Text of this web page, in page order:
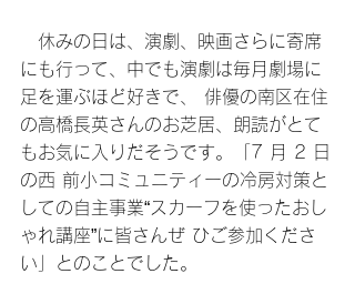
休みの日は、演劇、映画さらに寄席
にも行って、中でも演劇は毎月劇場に
足を運ぶほど好きで、 俳優の南区在住
の高橋長英さんのお芝居、朗読がとて
もお気に入りだそうです。「7 月 2 日
の西 前小コミュニティーの冷房対策と
しての自主事業“スカーフを使ったおし
ゃれ講座”に皆さんぜ ひご参加くださ
い」とのことでした。